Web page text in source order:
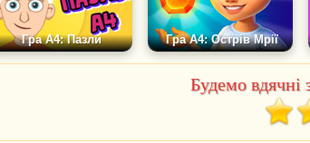
Гра А4: Пазли Гра А4: Острів Мрії
Будемо вдячні